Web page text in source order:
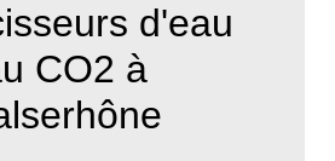
d'eau
CO2 à